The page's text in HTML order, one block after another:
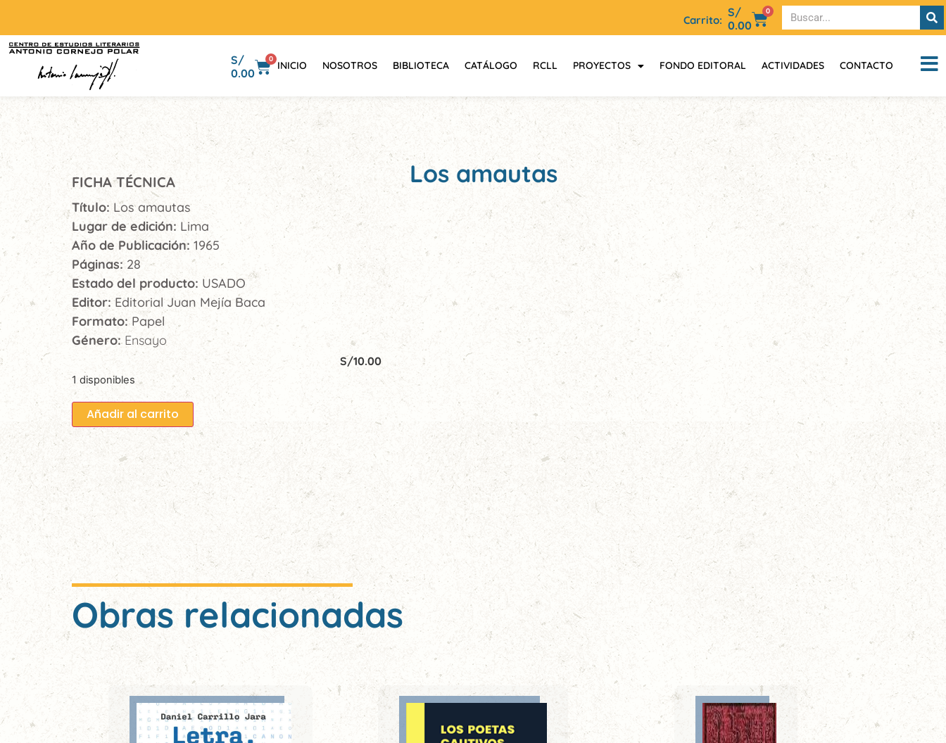
Carrito:
S/
0.00
0
S/
0.00
0
INICIO NOSOTROS BIBLIOTECA CATÁLOGO RCLL PROYECTOS FONDO EDITORAL ACTIVIDADES CONTACTO
FICHA TÉCNICA
Título: Los amautas
Lugar de edición: Lima
Año de Publicación: 1965
Páginas: 28
Estado del producto: USADO
Editor:Editorial Juan Mejía Baca
Formato:Papel
Género:Ensayo
S/10.00
1 disponibles
Añadir al carrito
Los amautas
Obras relacionadas